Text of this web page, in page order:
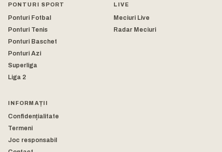
PONTURI SPORT
Ponturi Fotbal
Ponturi Tenis
Ponturi Baschet
Ponturi Azi
Superliga
Liga 2
LIVE
Meciuri Live
Radar Meciuri
INFORMAȚII
Confidențialitate
Termeni
Joc responsabil